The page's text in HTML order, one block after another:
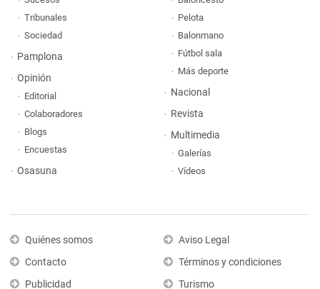
Tribunales
Sociedad
Pamplona
Opinión
Editorial
Colaboradores
Blogs
Encuestas
Osasuna
Pelota
Balonmano
Fútbol sala
Más deporte
Nacional
Revista
Multimedia
Galerías
Vídeos
Quiénes somos
Contacto
Publicidad
Aviso Legal
Términos y condiciones
Turismo